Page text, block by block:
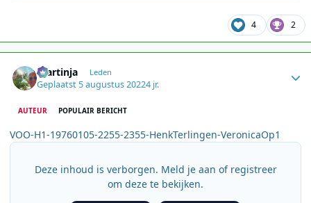
4 2
martinja Leden
Geplaatst 5 augustus 20224 jr.
AUTEUR POPULAIR BERICHT
VOO-H1-19760105-2255-2355-HenkTerlingen-VeronicaOp1
Deze inhoud is verborgen. Meld je aan of registreer
om deze te bekijken.